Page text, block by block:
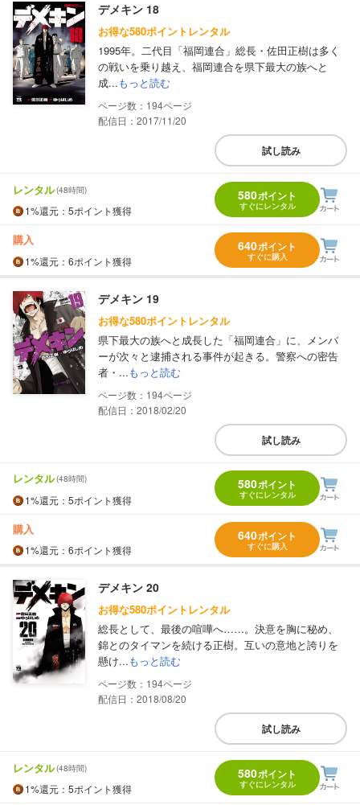
デメキン 18
お得な580ポイントレンタル
1995年。二代目「福岡連合」総長・佐田正樹は多く
の戦いを乗り越え、福岡連合を県下最大の族へと
成...もっと読む
194
配信日：2017/11/20
試し読み
レンタル(48時間)
1%還元 ：5ポイント獲得
580ポイント
すぐにレンタル
購入
1%還元 ：6ポイント獲得
640ポイント
すぐに購入
デメキン 19
お得な580ポイントレンタル
県下最大の族へと成長した「福岡連合」に、メンバ
ーが次々と逮捕される事件が起きる。警察への密告
者・...もっと読む
194
配信日：2018/02/20
試し読み
レンタル(48時間)
1%還元 ：5ポイント獲得
580ポイント
すぐにレンタル
購入
1%還元 ：6ポイント獲得
640ポイント
すぐに購入
デメキン 20
お得な580ポイントレンタル
総長として、最後の喧嘩へ……。決意を胸に秘め、
錦とのタイマンを続ける正樹。互いの意地と誇りを
懸け...もっと読む
194
配信日：2018/08/20
試し読み
レンタル(48時間)
1%還元 ：5ポイント獲得
580ポイント
すぐにレンタル